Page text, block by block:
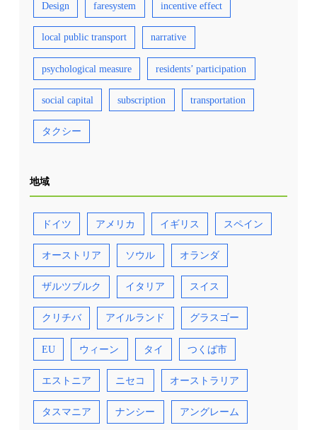
Design faresystem incentive effect
local public transport narrative
psychological measure residents’ participation
social capital subscription transportation
タクシー
地域
ドイツ アメリカ イギリス スペイン
オーストリア ソウル オランダ
ザルツブルク イタリア スイス
クリチバ アイルランド グラスゴー
EU ウィーン タイ つくば市
エストニア ニセコ オーストラリア
タスマニア ナンシー アングレーム